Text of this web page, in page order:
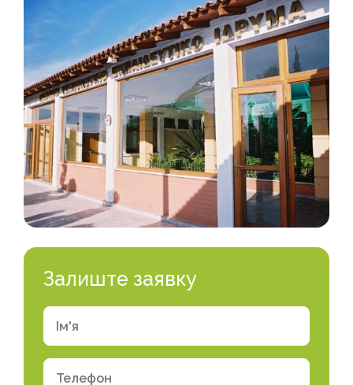
Залиште заявку